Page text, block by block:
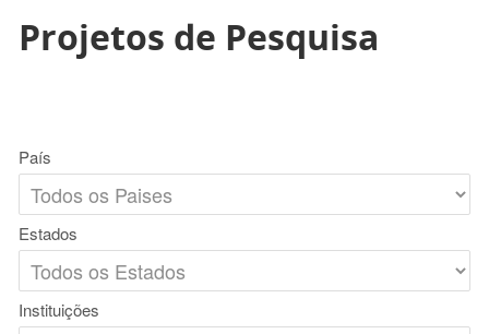
Projetos de Pesquisa
País
Estados
Instituições